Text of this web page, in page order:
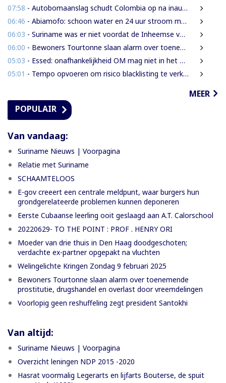
07:58 - Autobomaanslag schudt Colombia op na inauguratie van hardline president
06:46 - Abiamofo: schoon water en 24 uur stroom moeten ook afgelegen dorpen bereiken
06:03 - Suriname was er niet voordat de Inheemse volken er waren
06:00 - Bewoners Tourtonne slaan alarm over toenemende prostitutie, drugshandel en overlast door vreemdelingen
05:03 - Essed: onafhankelijkheid OM mag niet in het gedrang komen
05:01 - Tempo opvoeren om risico blacklisting te verkleinen
MEER
POPULAIR
Van vandaag:
Suriname Nieuws | Voorpagina
Relatie met Suriname
SCHAAMTELOOS
E-gov creeert een centrale meldpunt, waar burgers hun
grondgerelateerde problemen kunnen deponeren
Eerste Cubaanse leerling ooit geslaagd aan A.T. Calorschool
20220629- TO THE POINT : PROF . HENRY ORI
Moeder van drie thuis in Den Haag doodgeschoten;
verdachte ex-partner opgepakt na vluchten
Welingelichte Kringen Zondag 9 februari 2025
Bewoners Tourtonne slaan alarm over toenemende
prostitutie, drugshandel en overlast door vreemdelingen
Voorlopig geen reshuffeling zegt president Santokhi
Van altijd:
Suriname Nieuws | Voorpagina
Overzicht leningen NDP 2015 -2020
Hasrat voormalig Legerarts en lijfarts Bouterse, de spuit